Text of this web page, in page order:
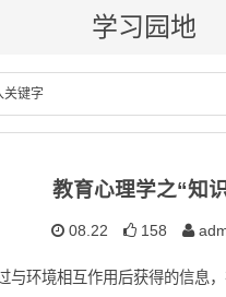
学习园地
教育心理学之“知
08.22 158
与环境相互作用后获得的信息